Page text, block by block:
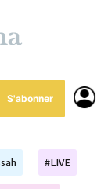
S'abonner
#LIVE